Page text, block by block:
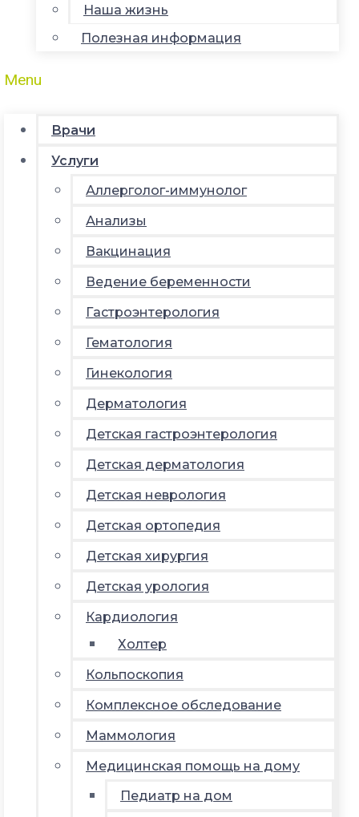
Наша жизнь
Полезная информация
Menu
Врачи
Услуги
Аллерголог-иммунолог
Анализы
Вакцинация
Ведение беременности
Гастроэнтерология
Гематология
Гинекология
Дерматология
Детская гастроэнтерология
Детская дерматология
Детская неврология
Детская ортопедия
Детская хирургия
Детская урология
Кардиология
Холтер
Кольпоскопия
Комплексное обследование
Маммология
Медицинская помощь на дому
Педиатр на дом